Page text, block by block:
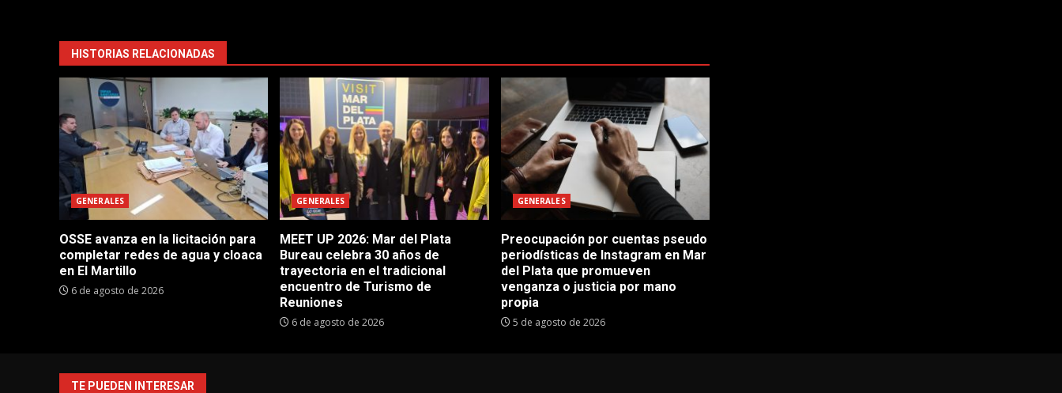
HISTORIAS RELACIONADAS
GENERALES
OSSE avanza en la licitación para
completar redes de agua y cloaca
en El Martillo
6 de agosto de 2026
GENERALES
MEET UP 2026: Mar del Plata
Bureau celebra 30 años de
trayectoria en el tradicional
encuentro de Turismo de
Reuniones
6 de agosto de 2026
GENERALES
Preocupación por cuentas pseudo
periodísticas de Instagram en Mar
del Plata que promueven
venganza o justicia por mano
propia
5 de agosto de 2026
TE PUEDEN INTERESAR